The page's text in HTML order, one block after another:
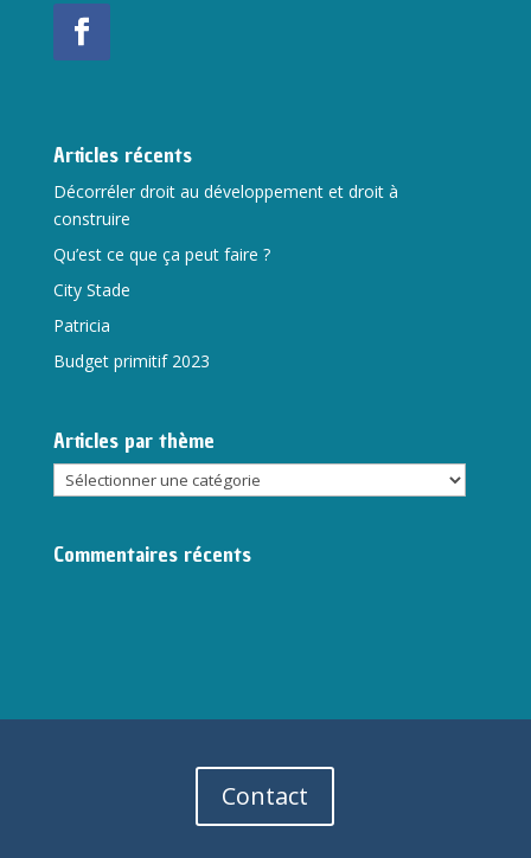
Articles récents
Décorréler droit au développement et droit à
construire
Qu’est ce que ça peut faire ?
City Stade
Patricia
Budget primitif 2023
Articles par thème
Articles
par
Commentaires récents
Contact